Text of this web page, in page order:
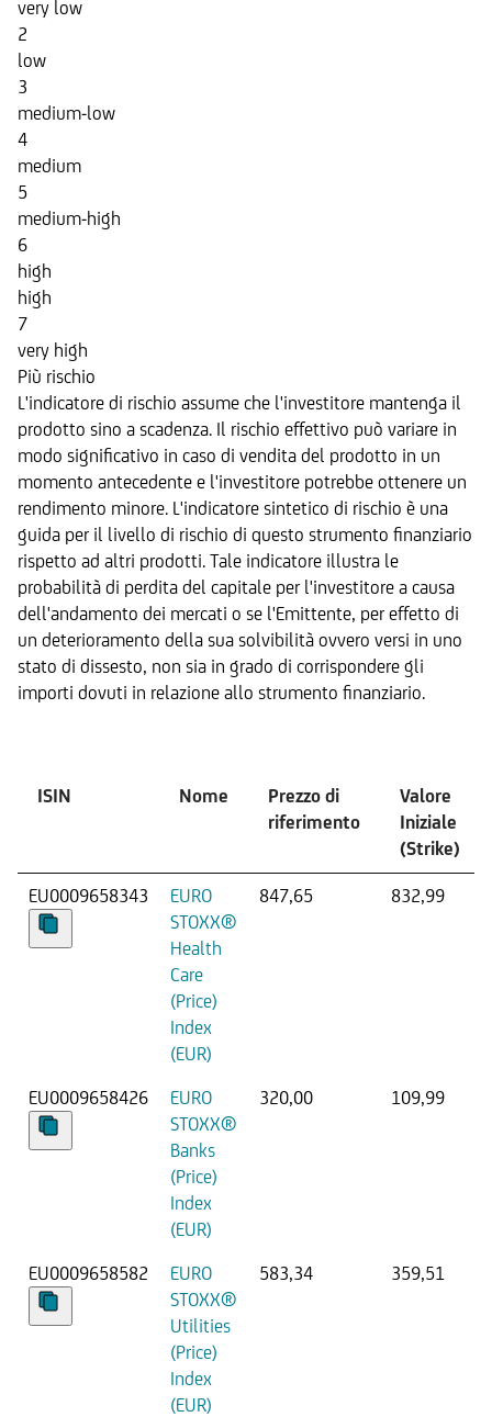
very low
2
low
3
medium-low
4
medium
5
medium-high
6
high
high
7
very high
Più rischio
L'indicatore di rischio assume che l'investitore mantenga il
prodotto sino a scadenza. Il rischio effettivo può variare in
modo significativo in caso di vendita del prodotto in un
momento antecedente e l'investitore potrebbe ottenere un
rendimento minore. L'indicatore sintetico di rischio è una
guida per il livello di rischio di questo strumento finanziario
rispetto ad altri prodotti. Tale indicatore illustra le
probabilità di perdita del capitale per l'investitore a causa
dell'andamento dei mercati o se l'Emittente, per effetto di
un deterioramento della sua solvibilità ovvero versi in uno
stato di dissesto, non sia in grado di corrispondere gli
importi dovuti in relazione allo strumento finanziario.
ISIN Nome
Prezzo di
riferimento
Valore
Iniziale
(Strike)
EU0009658343
EURO
STOXX®
Health
Care
(Price)
Index
(EUR)
847,65 832,99
EU0009658426
EURO
STOXX®
Banks
(Price)
Index
(EUR)
320,00 109,99
EU0009658582
EURO
STOXX®
Utilities
(Price)
Index
(EUR)
583,34 359,51